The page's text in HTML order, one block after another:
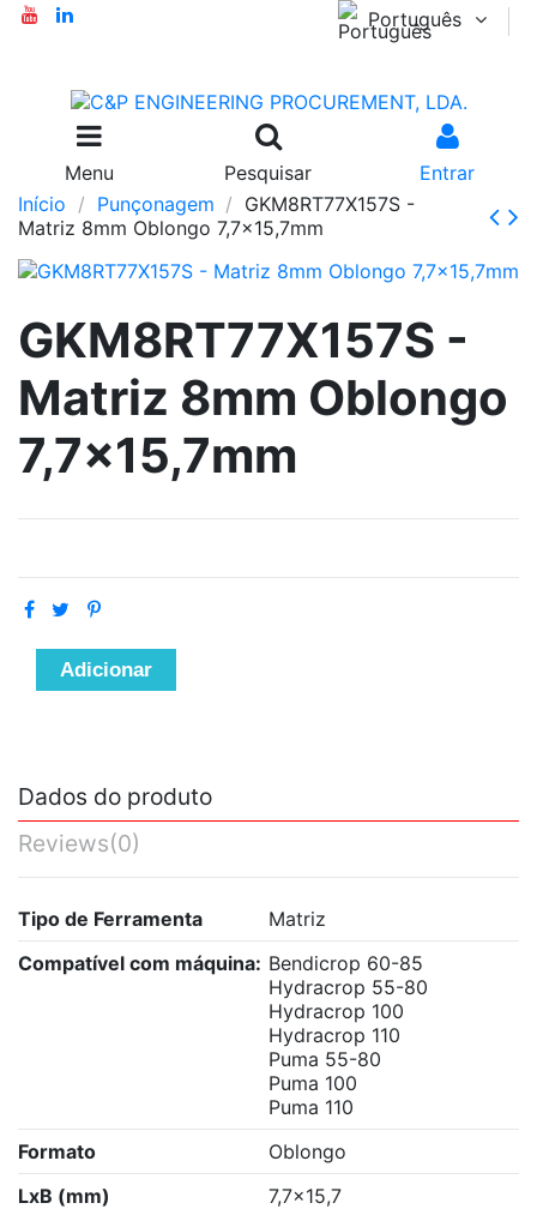
Português
Menu Pesquisar
Entrar
Início
Punçonagem
GKM8RT77X157S -
Matriz 8mm Oblongo 7,7x15,7mm
GKM8RT77X157S -
Matriz 8mm Oblongo
7,7x15,7mm
Adicionar
Dados do produto
Reviews(0)
Tipo de Ferramenta
Matriz
Compatível com máquina: Bendicrop 60-85
Hydracrop 55-80
Hydracrop 100
Hydracrop 110
Puma 55-80
Puma 100
Puma 110
Formato
Oblongo
LxB (mm)
7,7x15,7